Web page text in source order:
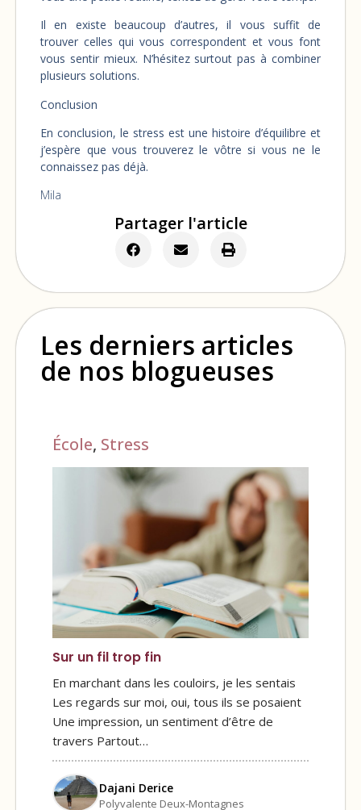
Il en existe beaucoup d’autres, il vous suffit de
trouver celles qui vous correspondent et vous font
vous sentir mieux. N’hésitez surtout pas à combiner
plusieurs solutions.
Conclusion
En conclusion, le stress est une histoire d’équilibre et
j’espère que vous trouverez le vôtre si vous ne le
connaissez pas déjà.
Mila
Partager l'article
Les derniers articles
de nos blogueuses
École, Stress
Sur un fil trop fin
En marchant dans les couloirs, je les sentais
Les regards sur moi, oui, tous ils se posaient
Une impression, un sentiment d’être de
travers Partout…
Dajani Derice
Polyvalente Deux-Montagnes